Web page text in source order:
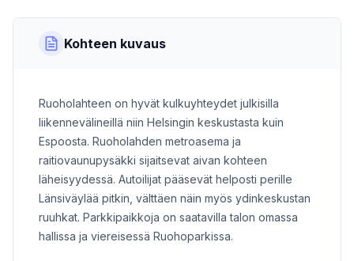
Kohteen kuvaus
Ruoholahteen on hyvät kulkuyhteydet julkisilla
liikennevälineillä niin Helsingin keskustasta kuin
Espoosta. Ruoholahden metroasema ja
raitiovaunupysäkki sijaitsevat aivan kohteen
läheisyydessä. Autoilijat pääsevät helposti perille
Länsiväylää pitkin, välttäen näin myös ydinkeskustan
ruuhkat. Parkkipaikkoja on saatavilla talon omassa
hallissa ja viereisessä Ruohoparkissa.